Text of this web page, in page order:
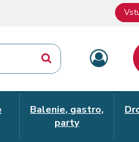
Balenie, gastro,
party